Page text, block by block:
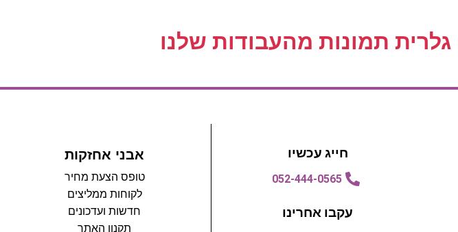
גלרית תמונות מהעבודות שלנו
חייג עכשיו
052-444-0565
עקבו אחרינו
אבני אחזקות
טופס הצעת מחיר
לקוחות ממליצים
חדשות ועדכונים
תקנון האתר